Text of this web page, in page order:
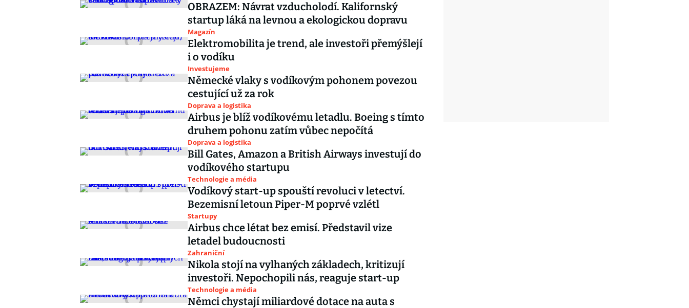
OBRAZEM: Návrat vzducholodí. Kalifornský
startup láká na levnou a ekologickou dopravu
Magazín
Elektromobilita je trend, ale investoři přemýšlejí
i o vodíku
Investujeme
Německé vlaky s vodíkovým pohonem povezou
cestující už za rok
Doprava a logistika
Airbus je blíž vodíkovému letadlu. Boeing s tímto
druhem pohonu zatím vůbec nepočítá
Doprava a logistika
Bill Gates, Amazon a British Airways investují do
vodíkového startupu
Technologie a média
Vodíkový start-up spouští revoluci v letectví.
Bezemisní letoun Piper-M poprvé vzlétl
Startupy
Airbus chce létat bez emisí. Představil vize
letadel budoucnosti
Zahraniční
Nikola stojí na vylhaných základech, kritizují
investoři. Nepochopili nás, reaguje start-up
Technologie a média
Němci chystají miliardové dotace na auta s